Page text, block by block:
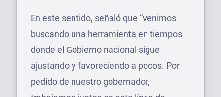
En este sentido, señaló que “venimos
buscando una herramienta en tiempos
donde el Gobierno nacional sigue
ajustando y favoreciendo a pocos. Por
pedido de nuestro gobernador,